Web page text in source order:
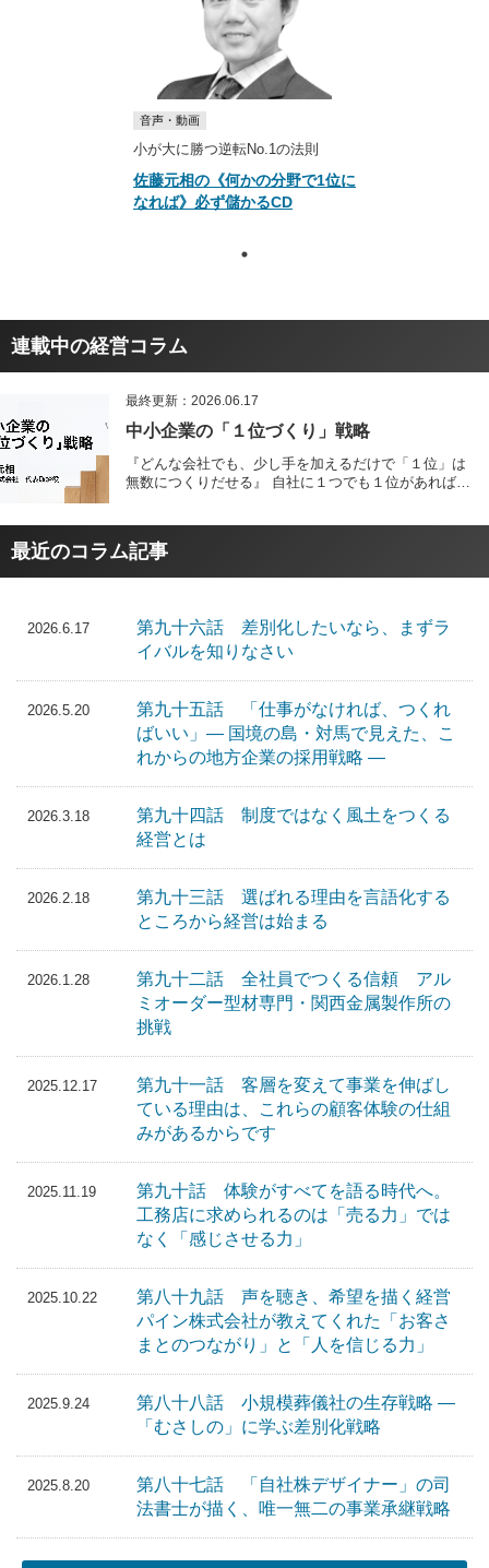
音声・動画
小が大に勝つ逆転No.1の法則
佐藤元相の《何かの分野で1位に
なれば》必ず儲かるCD
連載中の経営コラム
最終更新：2026.06.17
中小企業の「１位づくり」戦略
『どんな会社でも、少し手を加えるだけで「１位」は
無数につくりだせる』 自社に１つでも１位があれば、
「１位の見つけ方」、「１位を使って儲ける法」など
事例を交えてわかりやすく解説します。
最近のコラム記事
2026.6.17
第九十六話 差別化したいなら、まずラ
イバルを知りなさい
2026.5.20
第九十五話 「仕事がなければ、つくれ
ばいい」― 国境の島・対馬で見えた、こ
れからの地方企業の採用戦略 ―
2026.3.18
第九十四話 制度ではなく風土をつくる
経営とは
2026.2.18
第九十三話 選ばれる理由を言語化する
ところから経営は始まる
2026.1.28
第九十二話 全社員でつくる信頼 アル
ミオーダー型材専門・関西金属製作所の
挑戦
2025.12.17
第九十一話 客層を変えて事業を伸ばし
ている理由は、これらの顧客体験の仕組
みがあるからです
2025.11.19
第九十話 体験がすべてを語る時代へ。
工務店に求められるのは「売る力」では
なく「感じさせる力」
2025.10.22
第八十九話 声を聴き、希望を描く経営
パイン株式会社が教えてくれた「お客さ
まとのつながり」と「人を信じる力」
2025.9.24
第八十八話 小規模葬儀社の生存戦略 ―
「むさしの」に学ぶ差別化戦略
2025.8.20
第八十七話 「自社株デザイナー」の司
法書士が描く、唯一無二の事業承継戦略